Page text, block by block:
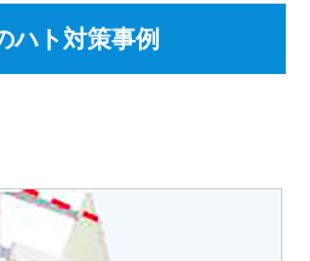
ハト対策事例